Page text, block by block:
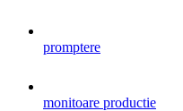
promptere
monitoare productie